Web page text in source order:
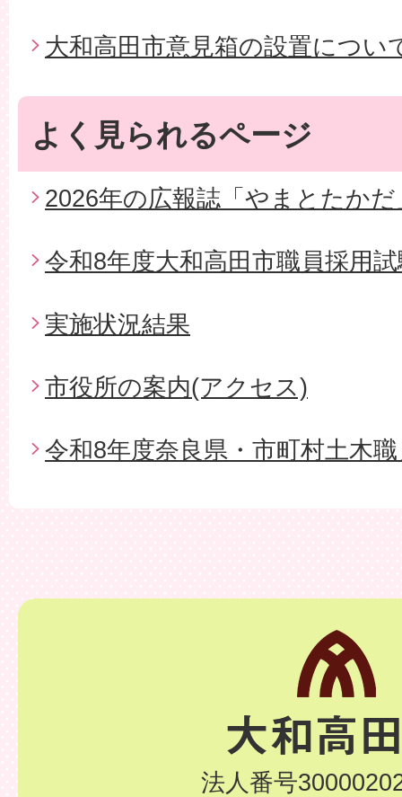
大和高田市意見箱の設置につい
よく見られるページ
2026年の広報誌「やまとたかだ
令和8年度大和高田市職員採用
実施状況結果
市役所の案内(アクセス)
令和8年度奈良県・市町村土木
法人番号